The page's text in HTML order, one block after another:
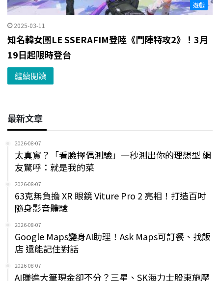
遊戲
2025-03-11
知名韓女團LE SSERAFIM登陸《鬥陣特攻2》！3月
19日起限時登台
繼續閱讀
最新文章
2026-08-07
太真實？「看臉擇偶測驗」一秒測出你的理想型 網
友驚呼：就是我的菜
2026-08-07
63克無負擔 XR 眼鏡 Viture Pro 2 亮相！打造百吋
隨身影音體驗
2026-08-07
Google Maps變身AI助理！Ask Maps可訂餐、找飯
店 還能記住對話
2026-08-07
AI賺進大筆現金卻不分？三星、SK海力士股東施壓